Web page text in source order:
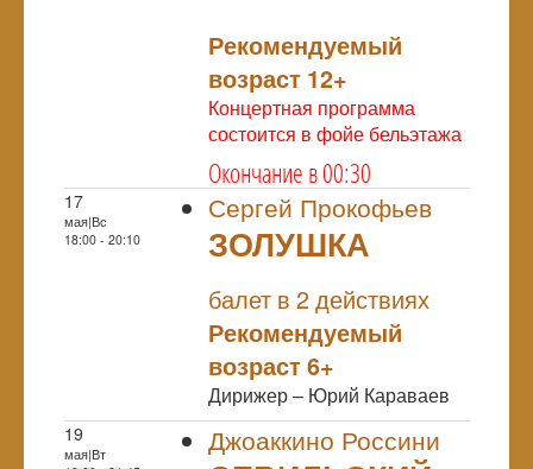
Рекомендуемый
возраст 12+
Концертная программа
состоится в фойе бельэтажа
Окончание в 00:30
17
мая|Вс
18:00 - 20:10
Сергей Прокофьев
ЗОЛУШКА
балет в 2 действиях
Рекомендуемый
возраст 6+
Дирижер – Юрий Караваев
19
мая|Вт
Джоаккино Россини